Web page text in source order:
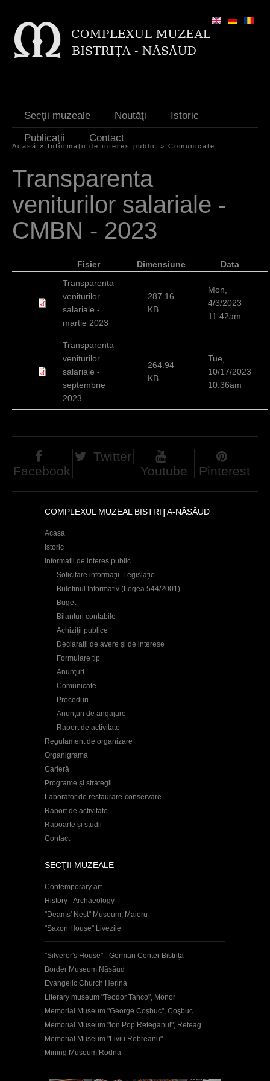
Secţii muzeale Noutăţi
Istoric
Publicaţii
Contact
o
u
a
r
Acasă » Informaţii de interes public » Comunicate
Transparenta
veniturilor salariale -
CMBN - 2023
Fisier Dimensiune
Data
Transparenta
veniturilor
salariale -
martie 2023
287.16
KB
Mon,
4/3/2023
11:42am
Transparenta
veniturilor
salariale -
septembrie
2023
264.94
KB
Tue,
10/17/2023
10:36am
Facebook
Twitter
Youtube
Pinterest
COMPLEXUL MUZEAL BISTRIŢA-NĂSĂUD
Acasa
Istoric
Informatii de interes public
Solicitare informații. Legislație
Buletinul Informativ (Legea 544/2001)
Buget
Bilanțuri contabile
Achiziţii publice
Declaraţii de avere și de interese
Formulare tip
Anunţuri
Comunicate
Proceduri
Anunţuri de angajare
Raport de activitate
Regulament de organizare
Organigrama
Carieră
Programe și strategii
Laborator de restaurare-conservare
Raport de activitate
Rapoarte și studii
Contact
SECŢII MUZEALE
Contemporary art
History - Archaeology
"Deams' Nest" Museum, Maieru
"Saxon House" Livezile
"Silverer's House" - German Center Bistrița
Border Museum Năsăud
Evangelic Church Herina
Literary museum "Teodor Tanco", Monor
Memorial Museum "George Coşbuc", Coşbuc
Memorial Museum "Ion Pop Reteganul", Reteag
Memorial Museum "Liviu Rebreanu"
Mining Museum Rodna